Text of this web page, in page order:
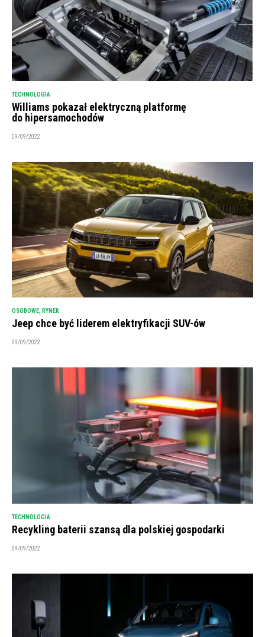
TECHNOLOGIA
Williams pokazał elektryczną platformę
do hipersamochodów
09/09/2022
OSOBOWE, RYNEK
Jeep chce być liderem elektryfikacji SUV-ów
09/09/2022
TECHNOLOGIA
Recykling baterii szansą dla polskiej gospodarki
09/09/2022